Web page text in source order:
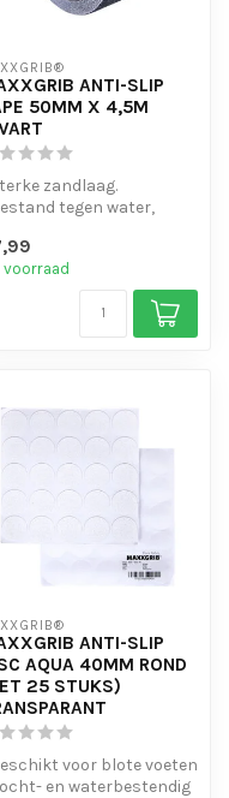
ANTI-SLIP
50MM X 4,5M
zandlaag.
tegen water,
voorraad
ANTI-SLIP
AQUA 40MM ROND
25 STUKS)
voor blote voeten
en waterbestendig